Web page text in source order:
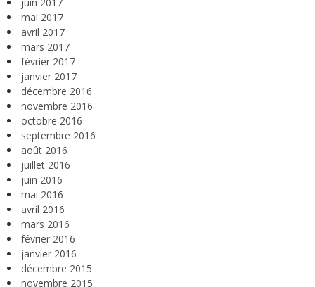
mai 2017
avril 2017
mars 2017
février 2017
janvier 2017
décembre 2016
novembre 2016
octobre 2016
septembre 2016
août 2016
juillet 2016
juin 2016
mai 2016
avril 2016
mars 2016
février 2016
janvier 2016
décembre 2015
novembre 2015